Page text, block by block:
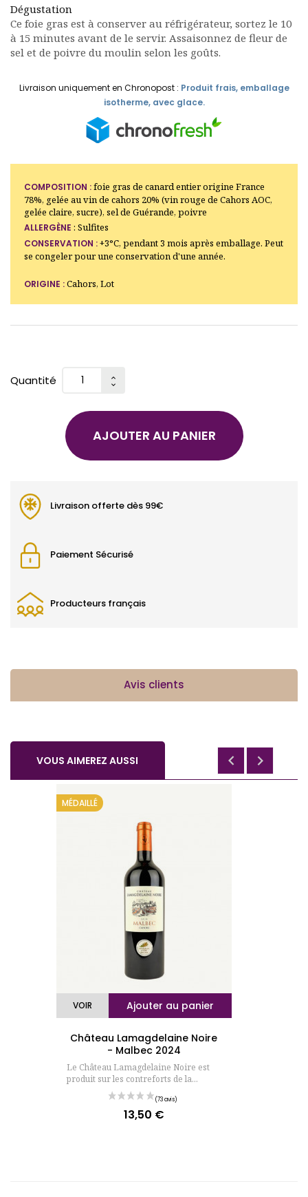
Dégustation
Ce foie gras est à conserver au réfrigérateur, sortez le 10
à 15 minutes avant de le servir. Assaisonnez de fleur de
sel et de poivre du moulin selon les goûts.
Livraison uniquement en Chronopost : Produit frais, emballage
isotherme, avec glace.
COMPOSITION :foie gras de canard entier origine France
78%, gelée au vin de cahors 20% (vin rouge de Cahors AOC,
gelée claire, sucre), sel de Guérande, poivre
ALLERGÈNE : Sulfites
CONSERVATION :+3°C, pendant 3 mois après emballage. Peut
se congeler pour une conservation d'une année.
ORIGINE :Cahors, Lot
Quantité
AJOUTER AU PANIER
Livraison offerte dès 99€
Paiement Sécurisé
Producteurs français
Avis clients
VOUS AIMEREZ AUSSI
Ajouter au panier
VOIR
Château Lamagdelaine Noire
- Malbec 2024
Le Château Lamagdelaine Noire est
produit sur les contreforts de la...
Prix
13,50 €
MÉDAILLÉ
 